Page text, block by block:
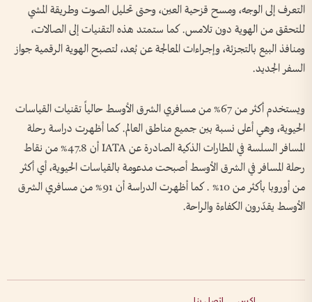
التعرف إلى الوجه، ومسح قزحية العين، وحتى تحليل الصوت وطريقة المشي
للتحقق من الهوية دون تلامس. كما ستمتد هذه التقنيات إلى الصالات،
ومنافذ البيع بالتجزئة، وإجراءات المعالجة عن بُعد، لتصبح الهوية الرقمية جواز
السفر الجديد.
ويستخدم أكثر من 67% من مسافري الشرق الأوسط حالياً تقنيات القياسات
الحيوية، وهي أعلى نسبة بين جميع مناطق العالم. كما أظهرت دراسة رحلة
المسافر السلسة في المطارات الذكية الصادرة عن IATA أن 47.8% من نقاط
رحلة المسافر في الشرق الأوسط أصبحت مدعومة بالقياسات الحيوية، أي أكثر
من أوروبا بأكثر من 10% . كما أظهرت الدراسة أن 91% من مسافري الشرق
الأوسط يقدّرون الكفاءة والراحة.